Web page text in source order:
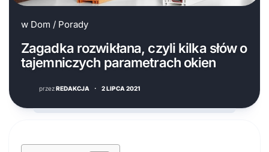
w Dom / Porady
Zagadka rozwikłana, czyli kilka słów o
tajemniczych parametrach okien
przezREDAKCJA · 2 LIPCA 2021